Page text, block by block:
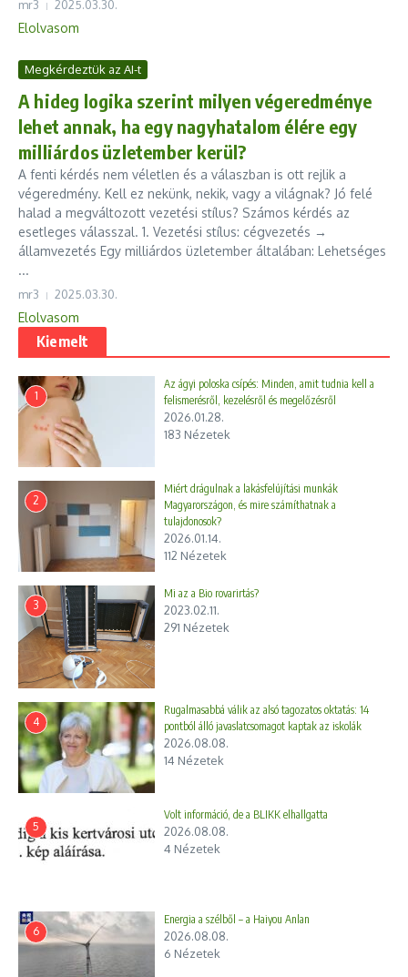
mr3 2025.03.30.
Elolvasom
Megkérdeztük az AI-t
A hideg logika szerint milyen végeredménye
lehet annak, ha egy nagyhatalom élére egy
milliárdos üzletember kerül?
A fenti kérdés nem véletlen és a válaszban is ott rejlik a
végeredmény. Kell ez nekünk, nekik, vagy a világnak? Jó felé
halad a megváltozott vezetési stílus? Számos kérdés az
esetleges válasszal. 1. Vezetési stílus: cégvezetés →
államvezetés Egy milliárdos üzletember általában: Lehetséges
...
mr3 2025.03.30.
Elolvasom
Kiemelt
1
Az ágyi poloska csípés: Minden, amit tudnia kell a
felismerésről, kezelésről és megelőzésről
2026.01.28.
183 Nézetek
2
Miért drágulnak a lakásfelújítási munkák
Magyarországon, és mire számíthatnak a
tulajdonosok?
2026.01.14.
112 Nézetek
3
Mi az a Bio rovarirtás?
2023.02.11.
291 Nézetek
4
Rugalmasabbá válik az alsó tagozatos oktatás: 14
pontból álló javaslatcsomagot kaptak az iskolák
2026.08.08.
14 Nézetek
5
Volt információ, de a BLIKK elhallgatta
2026.08.08.
4 Nézetek
6
Energia a szélből – a Haiyou Anlan
2026.08.08.
6 Nézetek